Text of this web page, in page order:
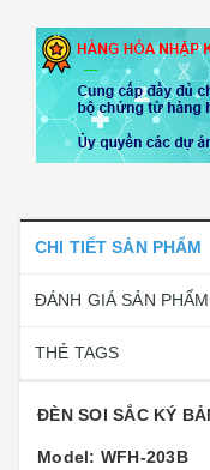
CHI TIẾT SẢN PHẨM
ĐÁNH GIÁ SẢN PHẨM
THẺ TAGS
ĐÈN SOI SẮC KÝ
Model: WFH-203B